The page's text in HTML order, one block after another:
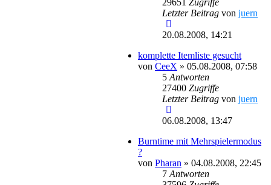
29651 Zugriffe
Letzter Beitrag von juern
20.08.2008, 14:21
komplette Itemliste gesucht
von CeeX » 05.08.2008, 07:58
5 Antworten
27400 Zugriffe
Letzter Beitrag von juern
06.08.2008, 13:47
Burntime mit Mehrspielermodus
?
von Pharan » 04.08.2008, 22:45
7 Antworten